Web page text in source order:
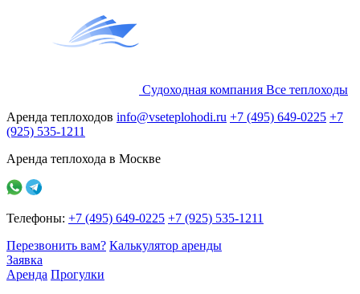
Судоходная компания Все теплоходы
Аренда теплоходов info@vseteplohodi.ru +7 (495) 649-0225 +7
(925) 535-1211
Аренда теплохода в Москве
Телефоны: +7 (495) 649-0225 +7 (925) 535-1211
Перезвонить вам? Калькулятор аренды
Заявка
Аренда Прогулки